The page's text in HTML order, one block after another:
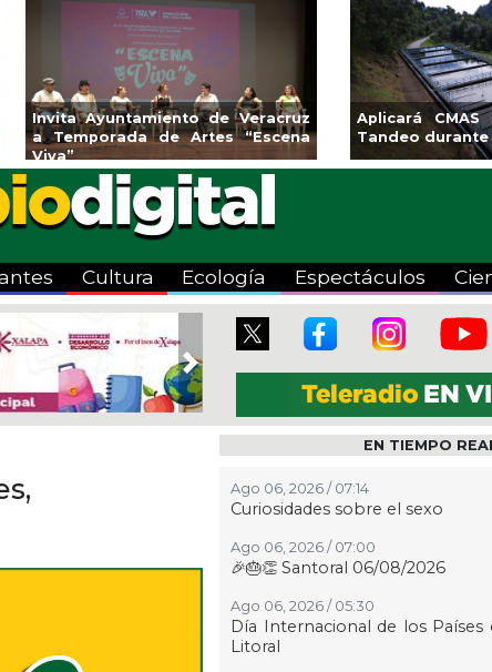
Invita Ayuntamiento de Veracruz
a Temporada de Artes “Escena
Viva”
Aplicará
Tandeo
Cultura Ecología Espectáculos
Next
EN TIEMPO
Ago 06, 2026 / 07:14
Curiosidades sobre el sexo
Ago 06, 2026 / 07:00
🎉🎂👏 Santoral 06/08/2026
Ago 06, 2026 / 05:30
Día Internacional de los Países
Litoral